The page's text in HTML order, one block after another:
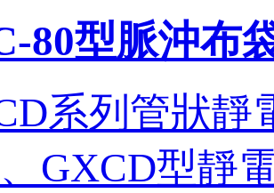
80型脈沖布